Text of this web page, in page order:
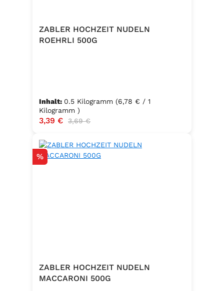
ZABLER HOCHZEIT NUDELN
ROEHRLI 500G
Inhalt: 0.5 Kilogramm (6,78 € / 1
Kilogramm )
Verkaufspreis:
3,39 € Regulärer Preis:
3,69 €
Rabatt
%
ZABLER HOCHZEIT NUDELN
MACCARONI 500G